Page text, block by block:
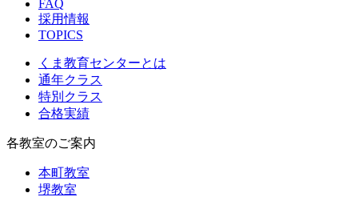
FAQ
採用情報
TOPICS
くま教育センターとは
通年クラス
特別クラス
合格実績
各教室のご案内
本町教室
堺教室